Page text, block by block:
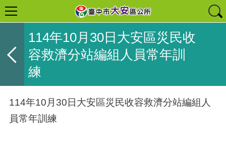
114年10月30日大安區災民收
容救濟分站編組人員常年訓
練
114年10月30日大安區災民收容救濟分站編組人
員常年訓練